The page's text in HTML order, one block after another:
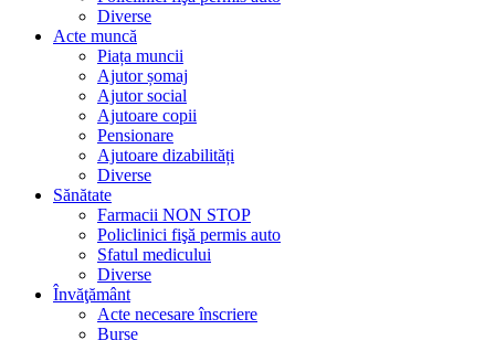
Diverse
Acte muncă
Piața muncii
Ajutor șomaj
Ajutor social
Ajutoare copii
Pensionare
Ajutoare dizabilități
Diverse
Sănătate
Farmacii NON STOP
Policlinici fişă permis auto
Sfatul medicului
Diverse
Învăţământ
Acte necesare înscriere
Burse